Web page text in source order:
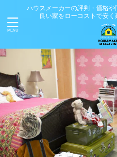
ハウスメーカーの評判・価格や
良い家をローコストで安く